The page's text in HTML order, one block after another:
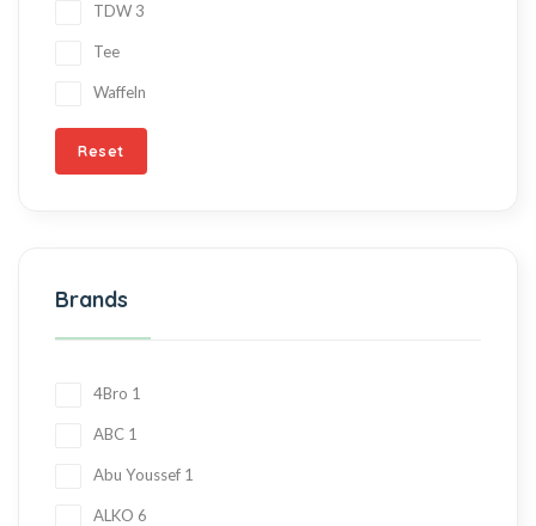
TDW 3
Tee
Waffeln
Reset
Brands
4Bro 1
ABC 1
Abu Youssef 1
ALKO 6